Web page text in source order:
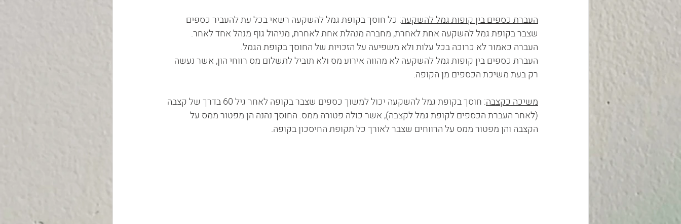
העברת כספים בין קופות גמל להשקעה: כל חוסך בקופת גמל להשקעה רשאי בכל עת להעביר כספים
שצבר בקופת גמל להשקעה אחת לאחרת, מחברה מנהלת אחת לאחרת, מניהול גוף מנהל אחד לאחר.
העברה כאמור לא כרוכה בכל עלות ולא משפיעה על הזכויות של החוסך בקופת הגמל.
העברת כספים בין קופות גמל להשקעה לא מהווה אירוע מס ולא תוביל לתשלום מס רווחי הון, אשר נעשה
רק בעת משיכת הכספים מן הקופה.
משיכה כקצבה
: חוסך בקופת גמל להשקעה יכול למשוך כספים שצבר בקופה לאחר גיל 60 בדרך של קצבה
(לאחר העברת הכספים לקופת גמל לקצבה), אשר כולה פטורה ממס. החוסך נהנה הן מפטור ממס על
הקצבה והן מפטור ממס על הרווחים שצבר לאורך כל תקופת החיסכון בקופה.